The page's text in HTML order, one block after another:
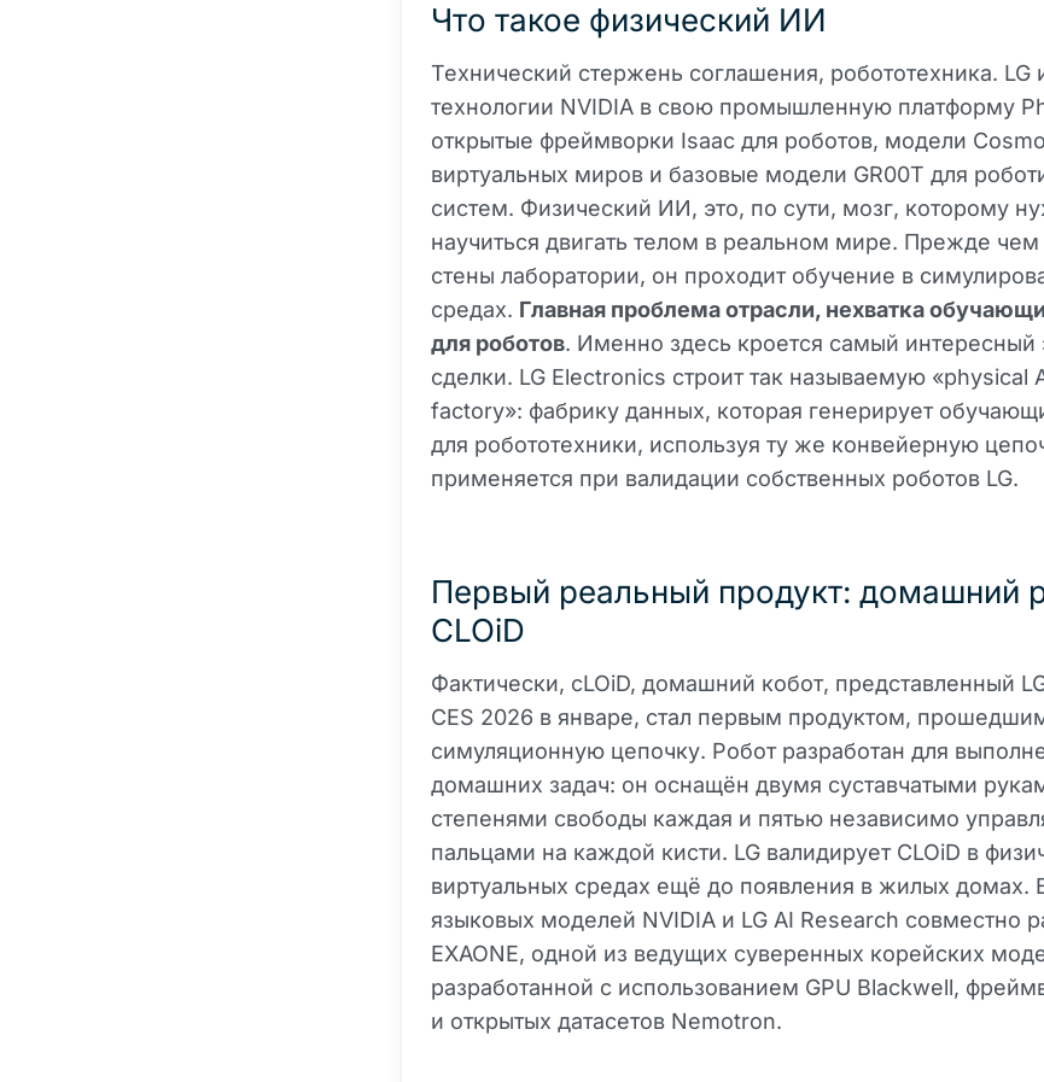
Что такое физический ИИ
Технический стержень соглашения, робототехника. LG
технологии NVIDIA в свою промышленную платформу
открытые фреймворки Isaac для роботов, модели
виртуальных миров и базовые модели GR00T для
систем. Физический ИИ, это, по сути, мозг, которому
научиться двигать телом в реальном мире. Прежде чем
стены лаборатории, он проходит обучение в
средах. Главная проблема отрасли, нехватка
для роботов. Именно здесь кроется самый интересный
сделки. LG Electronics строит так называемую «physical
factory»: фабрику данных, которая генерирует
для робототехники, используя ту же конвейерную
применяется при валидации собственных роботов LG.
Первый реальный продукт: домашний
CLOiD
Фактически, cLOiD, домашний кобот, представленный
CES 2026 в январе, стал первым продуктом,
симуляционную цепочку. Робот разработан для
домашних задач: он оснащён двумя суставчатыми
степенями свободы каждая и пятью независимо
пальцами на каждой кисти. LG валидирует CLOiD в
виртуальных средах ещё до появления в жилых домах.
языковых моделей NVIDIA и LG AI Research совместно
EXAONE, одной из ведущих суверенных корейских
разработанной с использованием GPU Blackwell,
и открытых датасетов Nemotron.